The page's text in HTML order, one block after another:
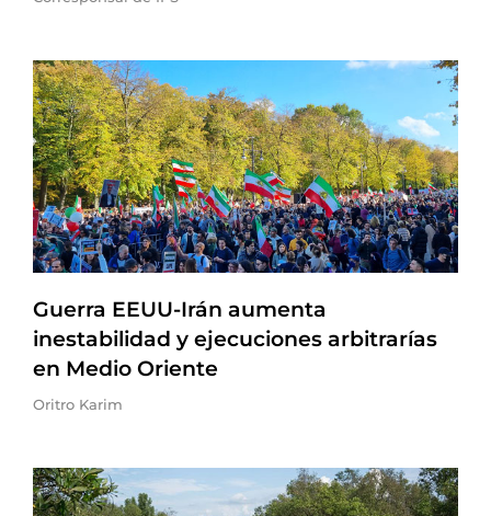
Guerra EEUU-Irán aumenta
inestabilidad y ejecuciones arbitrarías
en Medio Oriente
Oritro Karim